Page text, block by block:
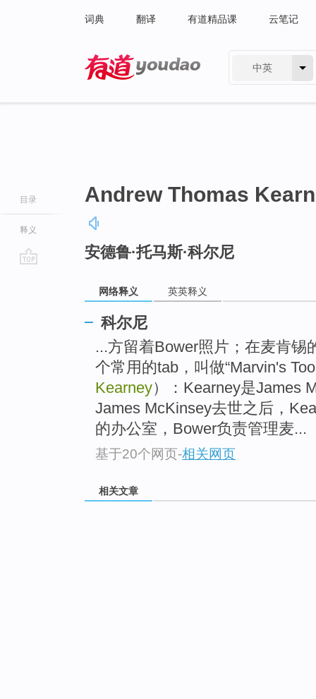
词典 翻译 有道精品课 云笔记
中英
目录
释义
Andrew Thomas
安德鲁·托马斯·科尔尼
网络释义 英英释义
科尔尼
...方留着Bower照片；在麦肯锡
个常用的tab，叫做“Marvin's
Kearney）：Kearney是James
James McKinsey去世之后，
的办公室，Bower负责管理麦...
基于20个网页-相关网页
相关文章